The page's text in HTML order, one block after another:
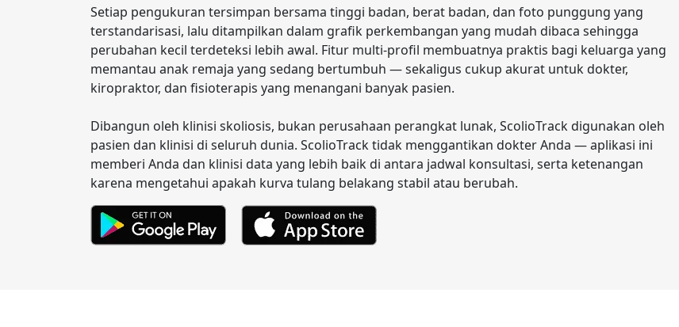
Setiap pengukuran tersimpan bersama tinggi badan, berat badan, dan foto punggung yang
terstandarisasi, lalu ditampilkan dalam grafik perkembangan yang mudah dibaca sehingga
perubahan kecil terdeteksi lebih awal. Fitur multi-profil membuatnya praktis bagi keluarga yang
memantau anak remaja yang sedang bertumbuh — sekaligus cukup akurat untuk dokter,
kiropraktor, dan fisioterapis yang menangani banyak pasien.
Dibangun oleh klinisi skoliosis, bukan perusahaan perangkat lunak, ScolioTrack digunakan oleh
pasien dan klinisi di seluruh dunia. ScolioTrack tidak menggantikan dokter Anda — aplikasi ini
memberi Anda dan klinisi data yang lebih baik di antara jadwal konsultasi, serta ketenangan
karena mengetahui apakah kurva tulang belakang stabil atau berubah.